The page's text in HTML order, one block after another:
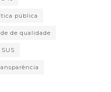
pública
de qualidade
SUS